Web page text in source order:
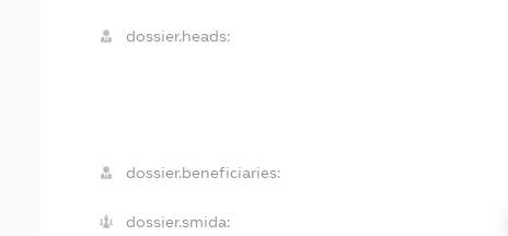
dossier.heads:
dossier.beneficiaries:
dossier.smida: